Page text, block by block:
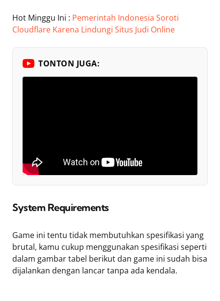
Hot Minggu Ini : Pemerintah Indonesia Soroti
Cloudflare Karena Lindungi Situs Judi Online
TONTON JUGA:
System Requirements
Game ini tentu tidak membutuhkan spesifikasi yang
brutal, kamu cukup menggunakan spesifikasi seperti
dalam gambar tabel berikut dan game ini sudah bisa
dijalankan dengan lancar tanpa ada kendala.